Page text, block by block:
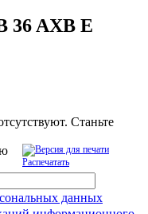
36 AXB E
Станьте
Распечатать
данных